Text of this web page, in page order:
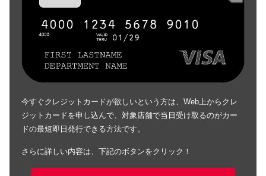
今すぐクレジットカードが欲しいという方は、Web上からクレ
ジットカードを申し込んで、対象店舗で当日受け取るのがカー
ドの最短即日発行できる方法です。
さらに詳しい内容は、下記のボタンをクリック！